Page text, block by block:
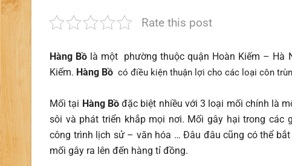
Rate this post
Hàng Bồ là một phường thuộc quận Hoàn Kiếm – Hà
Kiếm. Hàng Bồ có điều kiện thuận lợi cho các loại côn
Mối tại Hàng Bồ đặc biệt nhiều với 3 loại mối chính là
sôi và phát triển khắp mọi nơi. Mối gây hại trong các
công trình lịch sử – văn hóa … Đâu đâu cũng có thể
mối gây ra lên đến hàng tỉ đồng.